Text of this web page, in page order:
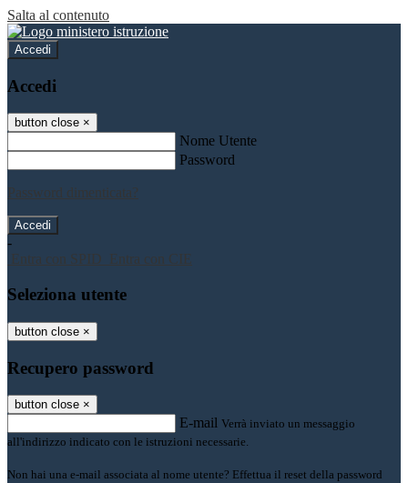
Salta al contenuto
Accedi
Accedi
button close ×
Nome Utente
Password
Password dimenticata?
-
Entra con SPID
Entra con CIE
Seleziona utente
button close ×
Recupero password
button close ×
E-mail Verrà inviato un messaggio
all'indirizzo indicato con le istruzioni necessarie.
Non hai una e-mail associata al nome utente? Effettua il reset della password